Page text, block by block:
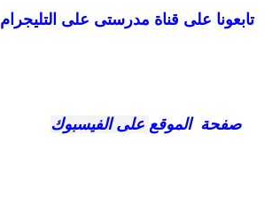
تابعونا على قناة مدرستى على التليجرام
صفحة الموقع على الفيسبوك